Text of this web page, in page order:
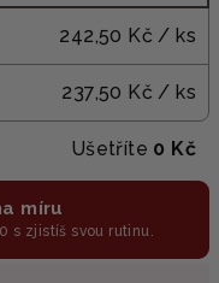
242,50 Kč / ks
237,50 Kč / ks
Ušetříte 0 Kč
míru
s zjistíš svou rutinu.